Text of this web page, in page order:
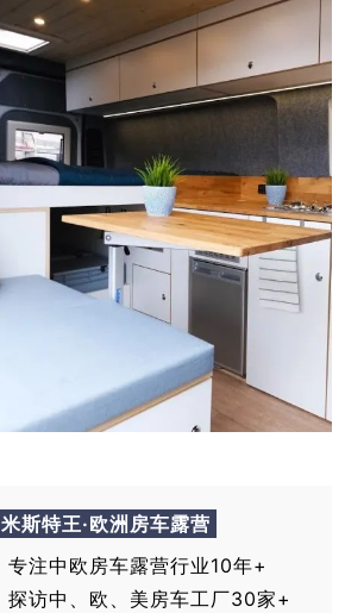
米斯特王·欧洲房车露营
专注中欧房车露营行业10年+
探访中、欧、美房车工厂30家+